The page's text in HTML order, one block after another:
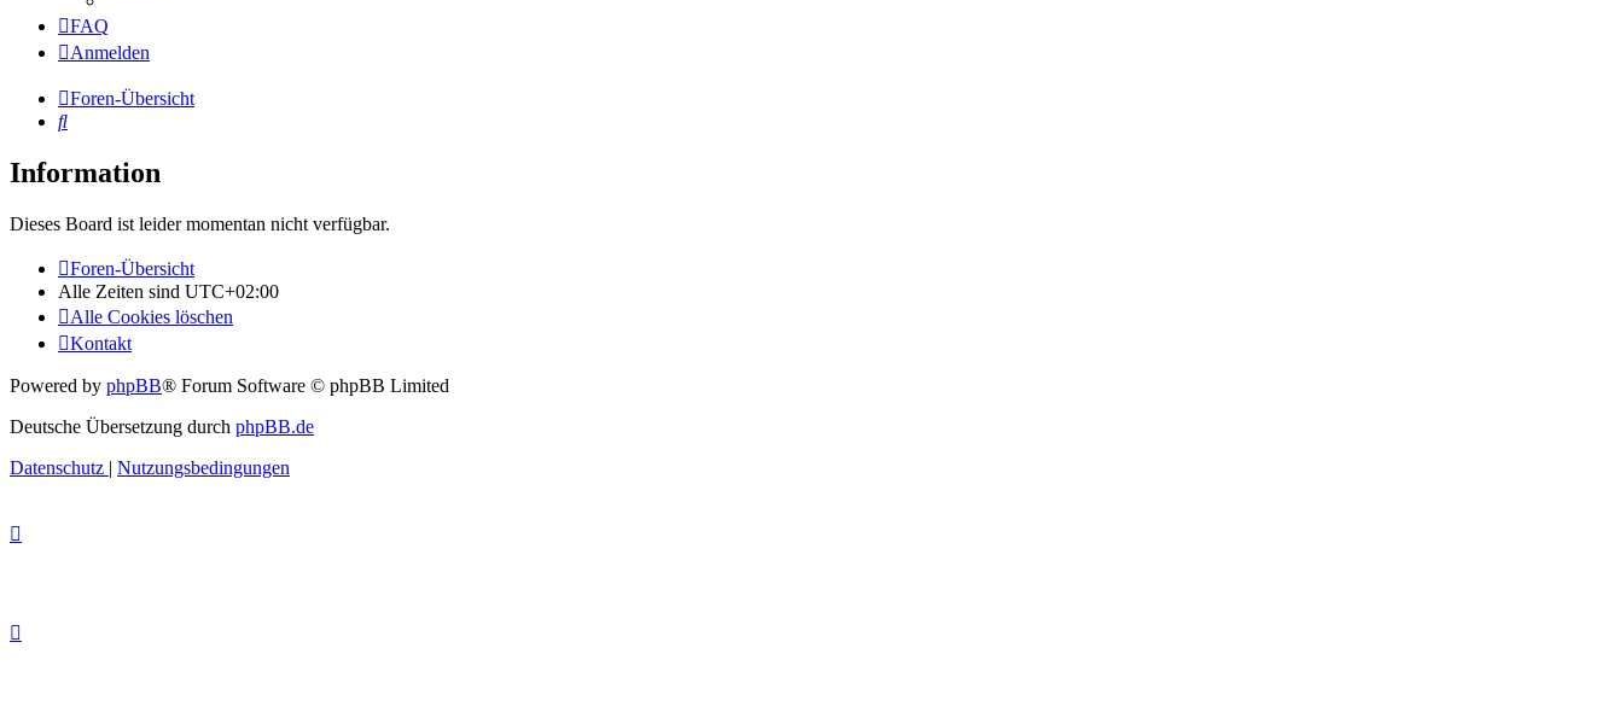
FAQ
Anmelden
Foren-Übersicht
Suche
Information
Dieses Board ist leider momentan nicht verfügbar.
Foren-Übersicht
Alle Zeiten sind UTC+02:00
Alle Cookies löschen
Kontakt
Powered by phpBB® Forum Software © phpBB Limited
Deutsche Übersetzung durch phpBB.de
Datenschutz | Nutzungsbedingungen